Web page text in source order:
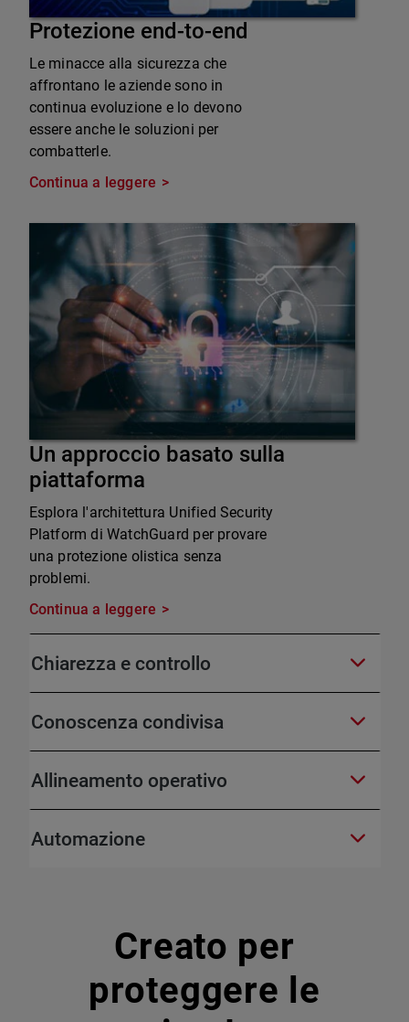
Protezione end-to-end
Le minacce alla sicurezza che
affrontano le aziende sono in
continua evoluzione e lo devono
essere anche le soluzioni per
combatterle.
Continua a leggere
Un approccio basato sulla
piattaforma
Esplora l'architettura Unified Security
Platform di WatchGuard per provare
una protezione olistica senza
problemi.
Continua a leggere
Chiarezza e controllo
Conoscenza condivisa
Allineamento operativo
Automazione
Creato per
proteggere le